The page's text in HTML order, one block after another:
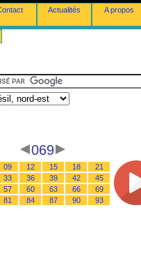
Actualités A propos
069
09 12 15 18
21
33 36 39 42
45
57 60 63 66
69
81 84 87 90 93